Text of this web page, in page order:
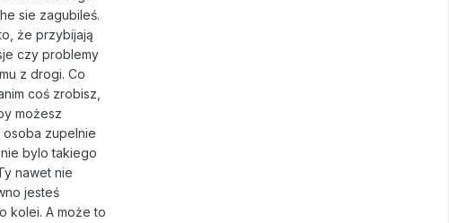
sie zagubileś.
że przybijają
czy problemy
z drogi. Co
coś zrobisz,
możesz
zupelnie
bylo takiego
nawet nie
jesteś
kolei. A może to